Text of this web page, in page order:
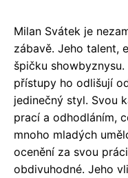
Milan Svátek je
zábavě. Jeho talent,
špičku
přístupy ho odlišují
jedinečný styl. Svou
prací a odhodláním,
mnoho mladých
ocenění za svou
obdivuhodné. Jeho